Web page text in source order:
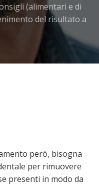
(alimentari e di
del risultato a
però, bisogna
per rimuovere
presenti in modo da